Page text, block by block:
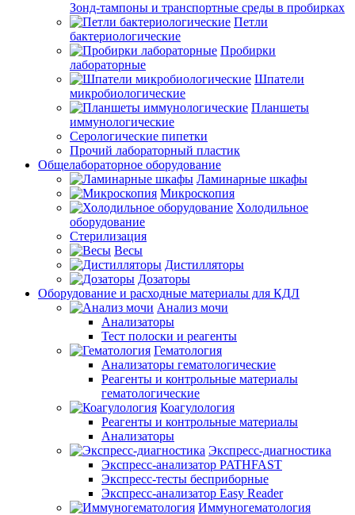
Зонд-тампоны и транспортные среды в пробирках
Петли
бактериологические
Пробирки
лабораторные
Шпатели
микробиологические
Планшеты
иммунологические
Серологические пипетки
Прочий лабораторный пластик
Общелабораторное оборудование
Ламинарные шкафы
Микроскопия
Холодильное
оборудование
Стерилизация
Весы
Дистилляторы
Дозаторы
Оборудование и расходные материалы для КДЛ
Анализ мочи
Анализаторы
Тест полоски и реагенты
Гематология
Анализаторы гематологические
Реагенты и контрольные материалы
гематологические
Коагулология
Реагенты и контрольные материалы
Анализаторы
Экспресс-диагностика
Экспресс-анализатор PATHFAST
Экспресс-тесты бесприборные
Экспресс-анализатор Easy Reader
Иммуногематология